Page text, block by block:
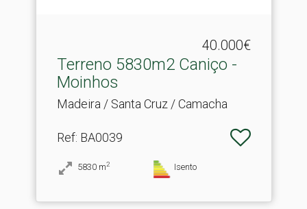
40.000€
Terreno 5830m2 Caniço -
Moinhos
Madeira / Santa Cruz / Camacha
Ref: BA0039
5830 m2 Isento